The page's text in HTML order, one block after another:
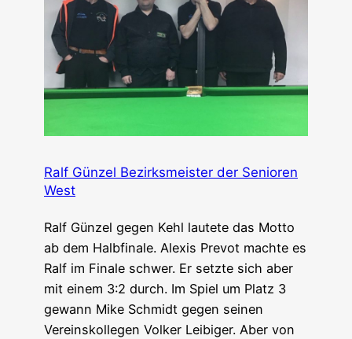
Ralf Günzel Bezirksmeister der Senioren
West
Ralf Günzel gegen Kehl lautete das Motto
ab dem Halbfinale. Alexis Prevot machte es
Ralf im Finale schwer. Er setzte sich aber
mit einem 3:2 durch. Im Spiel um Platz 3
gewann Mike Schmidt gegen seinen
Vereinskollegen Volker Leibiger. Aber von